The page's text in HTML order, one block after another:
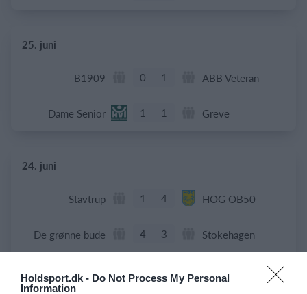
Holdsport.dk - Do Not Process My Personal
Information
25. juni
B1909 0 1 ABB Veteran
Dame Senior 1 1 Greve
24. juni
Stavtrup 1 4 HOG OB50
De grønne bude 4 3 Stokehagen